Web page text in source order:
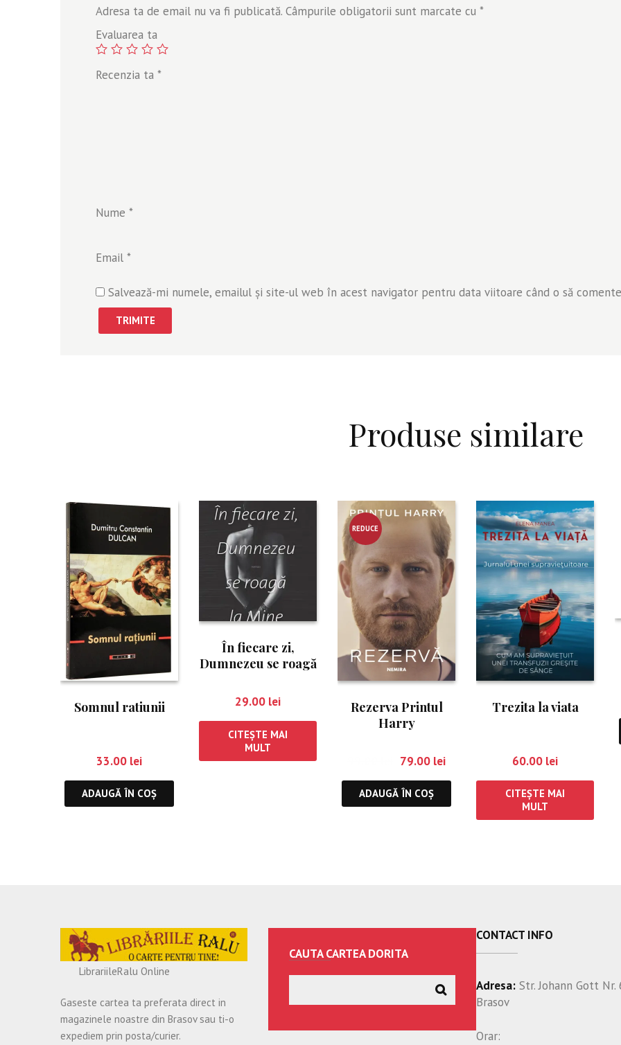
Adresa ta de email nu va fi publicată. Câmpurile obligatorii sunt marcate cu *
Evaluarea ta
Recenzia ta *
Nume *
Email *
Salvează-mi numele, emailul și site-ul web în acest navigator pentru data viitoare când o să
Produse similare
Somnul ratiunii
33.00 lei
ADAUGĂ ÎN COȘ
În fiecare zi,
Dumnezeu se roagă
29.00 lei
CITEȘTE MAI
MULT
REDUCE
RE!
Rezerva Printul
Harry
79.00 lei
ADAUGĂ ÎN COȘ
Trezita la viata
60.00 lei
CITEȘTE MAI
MULT
LibrariileRalu Online
Gaseste cartea ta preferata direct in
magazinele noastre din Brasov sau ti-o
expediem prin posta/curier.
CAUTA CARTEA DORITA
CONTACT INFO
Adresa: Str. Johann Gott Nr.
Brasov
Orar: